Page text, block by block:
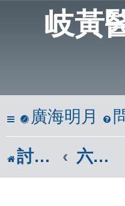
岐黃
廣海明月
討論區 六、心靈饗宴